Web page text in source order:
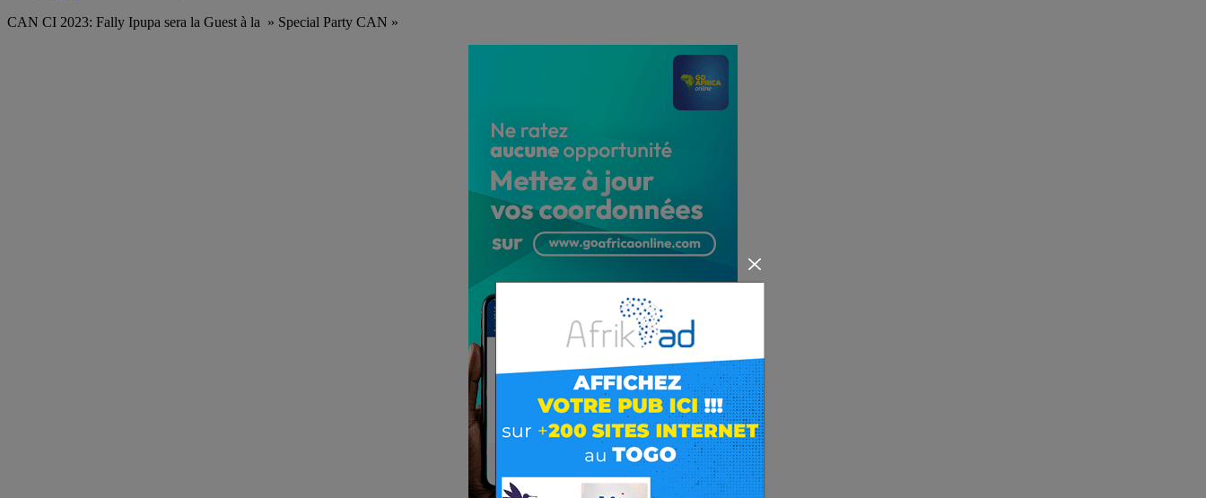
CAN CI 2023: Fally Ipupa sera la Guest à la » Special Party CAN »